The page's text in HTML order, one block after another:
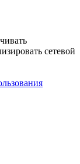
сетевой